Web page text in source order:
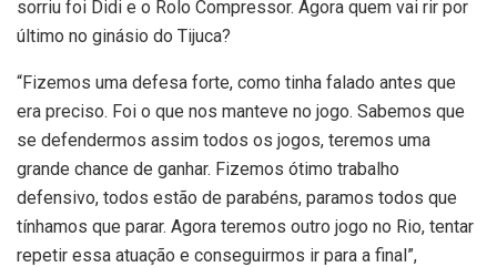
sorriu foi Didi e o Rolo Compressor. Agora quem vai rir por
último no ginásio do Tijuca?
“Fizemos uma defesa forte, como tinha falado antes que
era preciso. Foi o que nos manteve no jogo. Sabemos que
se defendermos assim todos os jogos, teremos uma
grande chance de ganhar. Fizemos ótimo trabalho
defensivo, todos estão de parabéns, paramos todos que
tínhamos que parar. Agora teremos outro jogo no Rio, tentar
repetir essa atuação e conseguirmos ir para a final”,